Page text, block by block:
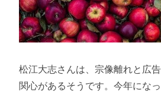
松江大志さんは、宗像離れと広
関心があるそうです。今年にな